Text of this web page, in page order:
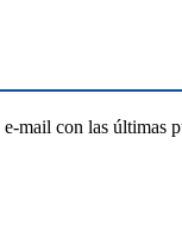
mail con las últimas